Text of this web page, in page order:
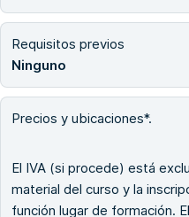
Requisitos previos
Ninguno
Precios y ubicaciones*.
El IVA (si procede) está
material del curso y la
función lugar de formación.